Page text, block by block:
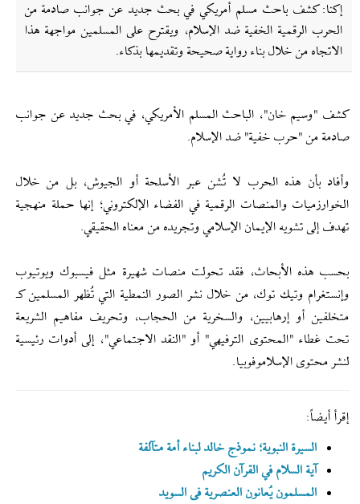
إکنا: كشف باحث مسلم أمريكي في بحث جديد عن جوانب صادمة من
الحرب الرقمية الخفية ضد الإسلام، ويقترح على المسلمين مواجهة هذا
الاتجاه من خلال بناء رواية صحيحة وتقديمها بذكاء.
كشف "وسيم خان"، الباحث المسلم الأمريكي، في بحث جديد عن جوانب
صادمة من "حرب خفية" ضد الإسلام.
وأفاد بأن هذه الحرب لا تُشن عبر الأسلحة أو الجيوش، بل من خلال
الخوارزميات والمنصات الرقمية في الفضاء الإلكتروني؛ إنها حملة منهجية
تهدف إلى تشويه الإيمان الإسلامي وتجريده من معناه الحقيقي.
بحسب هذه الأبحاث، فقد تحولت منصات شهيرة مثل فيسبوك ويوتيوب
وإنستغرام وتيك توك، من خلال نشر الصور النمطية التي تُظهر المسلمين كـ
متخلفين أو إرهابيين، والسخرية من الحجاب، وتحريف مفاهيم الشريعة
تحت غطاء "المحتوى الترفيهي" أو "النقد الاجتماعي"، إلى أدوات رئيسية
لنشر محتوى الإسلاموفوبيا.
إقرأ أيضاً:
السيرة النبوية؛ نموذج خالد لبناء أمة متآلفة
آية السلام في القرآن الكريم
المسلمون یُعانون العنصریة فی السوید